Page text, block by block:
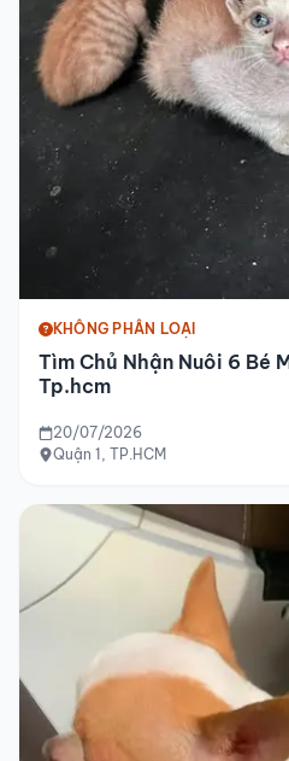
KHÔNG PHÂN LOẠI
Tìm Chủ Nhận Nuôi 6 Bé
Tp.hcm
20/07/2026
Quận 1, TP.HCM